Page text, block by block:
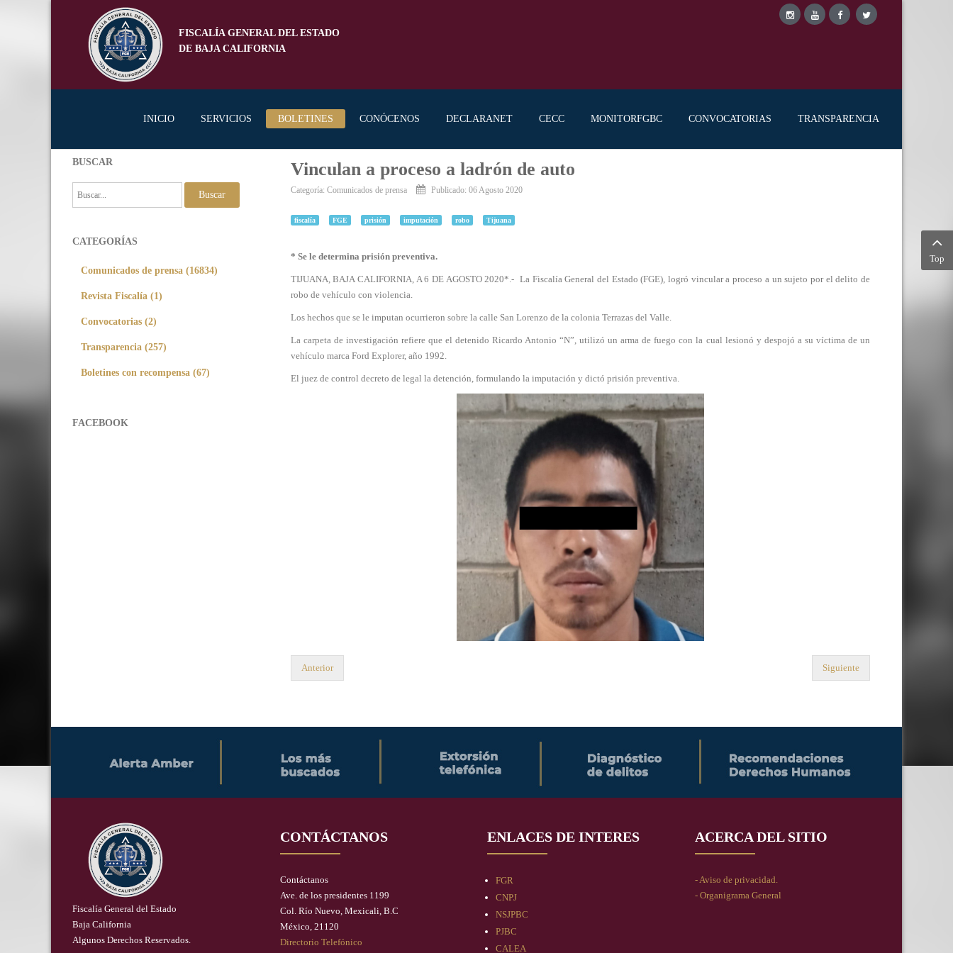
FISCALÍA GENERAL DEL ESTADO
DE BAJA CALIFORNIA
INICIO SERVICIOS BOLETINES CONÓCENOS DECLARANET CECC MONITORFGBC CONVOCATORIAS TRANSPARENCIA
BUSCAR
Buscar
CATEGORÍAS
Comunicados de prensa (16834)
Revista Fiscalía (1)
Convocatorias (2)
Transparencia (257)
Boletines con recompensa (67)
FACEBOOK
Vinculan a proceso a ladrón de auto
Categoría: Comunicados de prensa Publicado: 06 Agosto 2020
fiscalía FGE prisión imputación robo Tijuana
* Se le determina prisión preventiva.
TIJUANA, BAJA CALIFORNIA, A 6 DE AGOSTO 2020*.- La Fiscalía General del Estado (FGE), logró vincular a proceso a un sujeto por el delito de
robo de vehículo con violencia.
Los hechos que se le imputan ocurrieron sobre la calle San Lorenzo de la colonia Terrazas del Valle.
La carpeta de investigación refiere que el detenido Ricardo Antonio “N”, utilizó un arma de fuego con la cual lesionó y despojó a su víctima de un
vehículo marca Ford Explorer, año 1992.
El juez de control decreto de legal la detención, formulando la imputación y dictó prisión preventiva.
Anterior Siguiente
Fiscalía General del Estado
Baja California
Algunos Derechos Reservados.
CONTÁCTANOS
Contáctanos
Ave. de los presidentes 1199
Col. Río Nuevo, Mexicali, B.C
México, 21120
Directorio Telefónico
ENLACES DE INTERES
FGR
CNPJ
NSJPBC
PJBC
CALEA
ACERCA DEL SITIO
- Aviso de privacidad.
- Organigrama General
Top